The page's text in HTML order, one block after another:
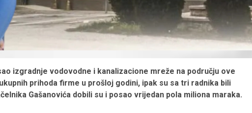
izgradnje vodovodne i kanalizacione mreže na području ove
prihoda firme u prošloj godini, ipak su sa tri radnika bili
Gašanovića dobili su i posao vrijedan pola miliona maraka.